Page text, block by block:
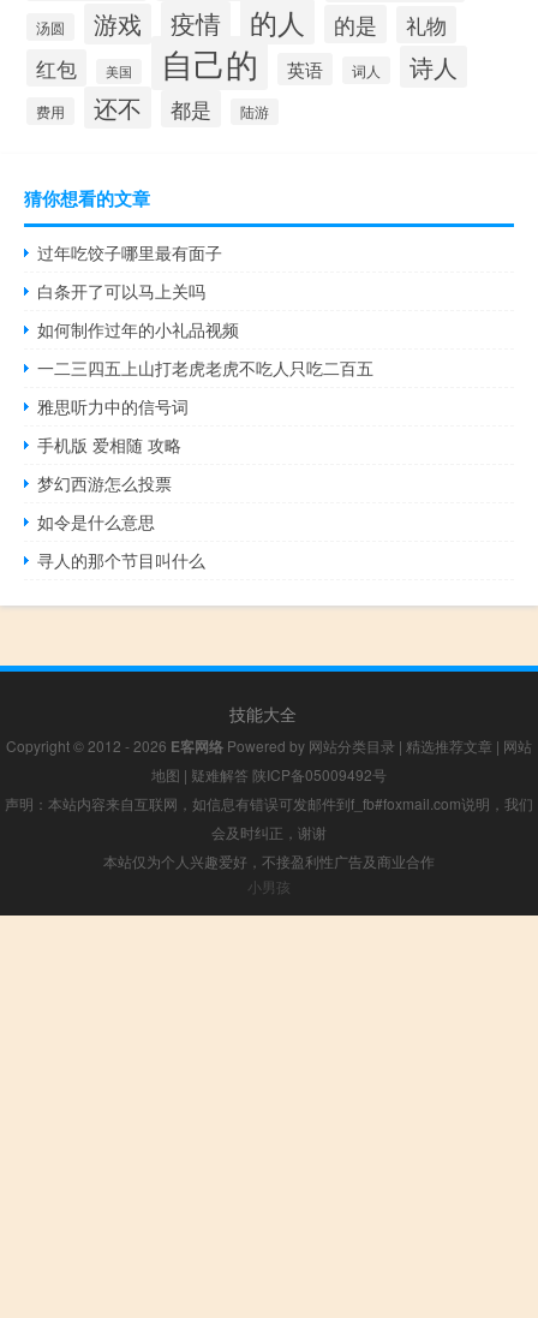
汤圆 游戏 疫情 的人 的是
礼物
红包
美国 自己的 英语 词人 诗人
费用 还不 都是 陆游
猜你想看的文章
过年吃饺子哪里最有面子
白条开了可以马上关吗
如何制作过年的小礼品视频
一二三四五上山打老虎老虎不吃人只吃二百五
雅思听力中的信号词
手机版 爱相随 攻略
梦幻西游怎么投票
如令是什么意思
寻人的那个节目叫什么
技能大全
Copyright © 2012 - 2026 E客网络 Powered by 网站分类目录 | 精选推荐文章 | 网站
地图 | 疑难解答 陕ICP备05009492号
声明：本站内容来自互联网，如信息有错误可发邮件到f_fb#foxmail.com说明，我们
会及时纠正，谢谢
本站仅为个人兴趣爱好，不接盈利性广告及商业合作
小男孩